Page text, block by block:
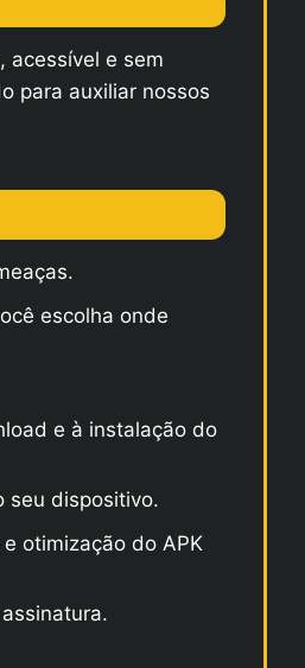
acessível e sem
para auxiliar nossos
escolha onde
e à instalação do
seu dispositivo.
otimização do APK